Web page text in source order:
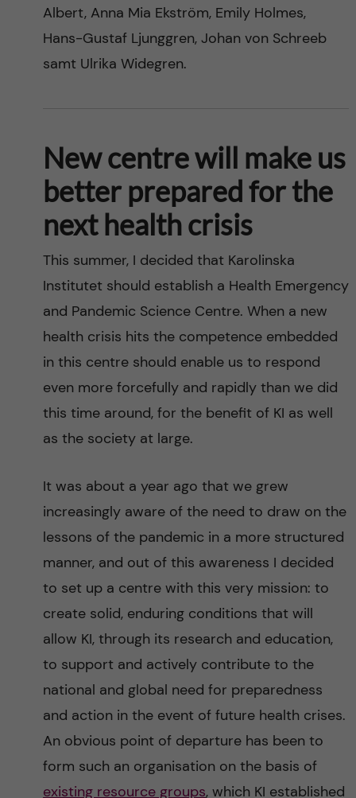
Albert, Anna Mia Ekström, Emily Holmes,
Hans-Gustaf Ljunggren, Johan von Schreeb
samt Ulrika Widegren.
New centre will make us
better prepared for the
next health crisis
This summer, I decided that Karolinska
Institutet should establish a Health Emergency
and Pandemic Science Centre. When a new
health crisis hits the competence embedded
in this centre should enable us to respond
even more forcefully and rapidly than we did
this time around, for the benefit of KI as well
as the society at large.
It was about a year ago that we grew
increasingly aware of the need to draw on the
lessons of the pandemic in a more structured
manner, and out of this awareness I decided
to set up a centre with this very mission: to
create solid, enduring conditions that will
allow KI, through its research and education,
to support and actively contribute to the
national and global need for preparedness
and action in the event of future health crises.
An obvious point of departure has been to
form such an organisation on the basis of
existing resource groups, which KI established